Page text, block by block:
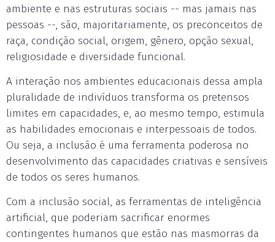
ambiente e nas estruturas sociais -- mas jamais nas
pessoas --, são, majoritariamente, os preconceitos de
raça, condição social, origem, gênero, opção sexual,
religiosidade e diversidade funcional.
A interação nos ambientes educacionais dessa ampla
pluralidade de indivíduos transforma os pretensos
limites em capacidades, e, ao mesmo tempo, estimula
as habilidades emocionais e interpessoais de todos.
Ou seja, a inclusão é uma ferramenta poderosa no
desenvolvimento das capacidades criativas e sensíveis
de todos os seres humanos.
Com a inclusão social, as ferramentas de inteligência
artificial, que poderiam sacrificar enormes
contingentes humanos que estão nas masmorras da